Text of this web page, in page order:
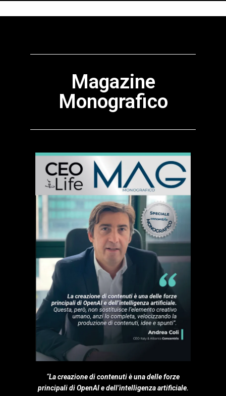
Magazine
Monografico
“La creazione di contenuti è una delle forze
principali di OpenAI e dell’intelligenza artificiale.